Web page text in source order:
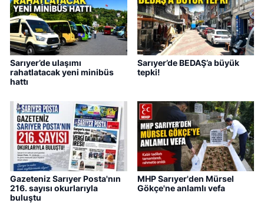
Sarıyer’de ulaşımı
rahatlatacak yeni minibüs
hattı
Sarıyer’de BEDAŞ’a büyük
tepki!
Gazeteniz Sarıyer Posta'nın
216. sayısı okurlarıyla
buluştu
MHP Sarıyer'den Mürsel
Gökçe'ne anlamlı vefa